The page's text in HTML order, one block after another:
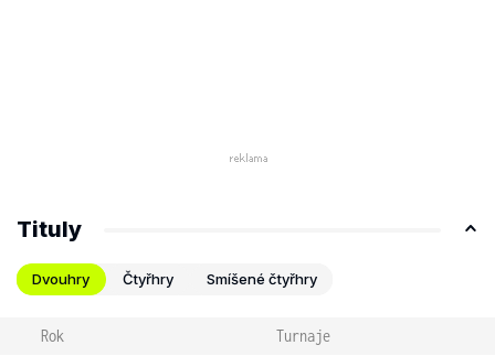
Tituly
Dvouhry Čtyřhry Smíšené čtyřhry
Rok Turnaje